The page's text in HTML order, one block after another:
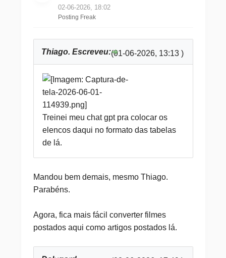
02-06-2026, 18:02
Posting Freak
(01-06-2026, 13:13 )
Thiago. Escreveu:
Treinei meu chat gpt pra colocar os
elencos daqui no formato das tabelas
de lá.
Mandou bem demais, mesmo Thiago.
Parabéns.
Agora, fica mais fácil converter filmes
postados aqui como artigos postados lá.